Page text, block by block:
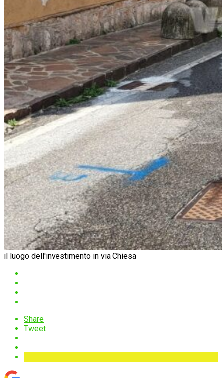
il luogo dell'investimento in via Chiesa
Share
Tweet